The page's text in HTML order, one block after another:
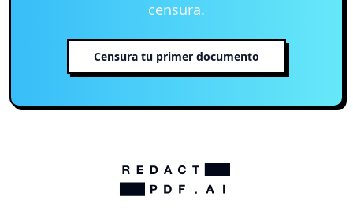
censura.
Censura tu primer documento